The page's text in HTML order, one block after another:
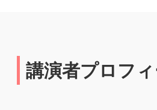
講演者プロフ